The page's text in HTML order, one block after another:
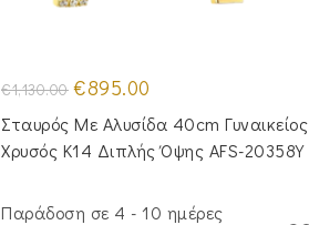
€1,130.00 Original
price
was:
€1,130.00.
€895.00
τιμή
είναι:
€895.00.
Σταυρός Mε Aλυσίδα 40cm Γυναικείος
Χρυσός Κ14 Διπλής Όψης AFS-20358Y
Παράδοση σε 4 - 10 ημέρες